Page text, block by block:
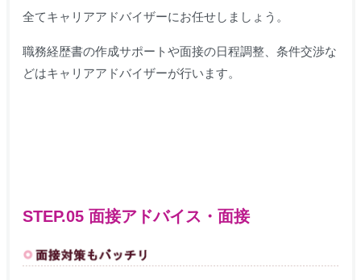
全てキャリアアドバイザーにお任せしましょう。
職務経歴書の作成サポートや面接の日程調整、条件交渉な
どはキャリアアドバイザーが行います。
STEP.05 面接アドバイス・面接